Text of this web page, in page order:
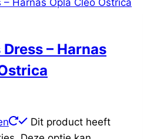
Dress – Harnas
Dit product heeft